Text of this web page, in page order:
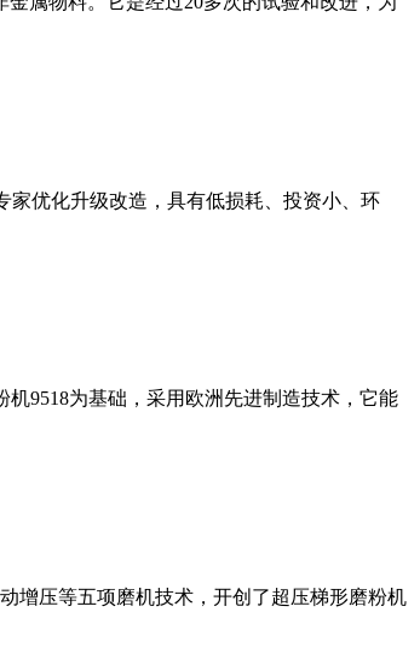
家优化升级改造，具有低损耗、投资小、环
9518为基础，采用欧洲先进制造技术，它能
增压等五项磨机技术，开创了超压梯形磨粉机